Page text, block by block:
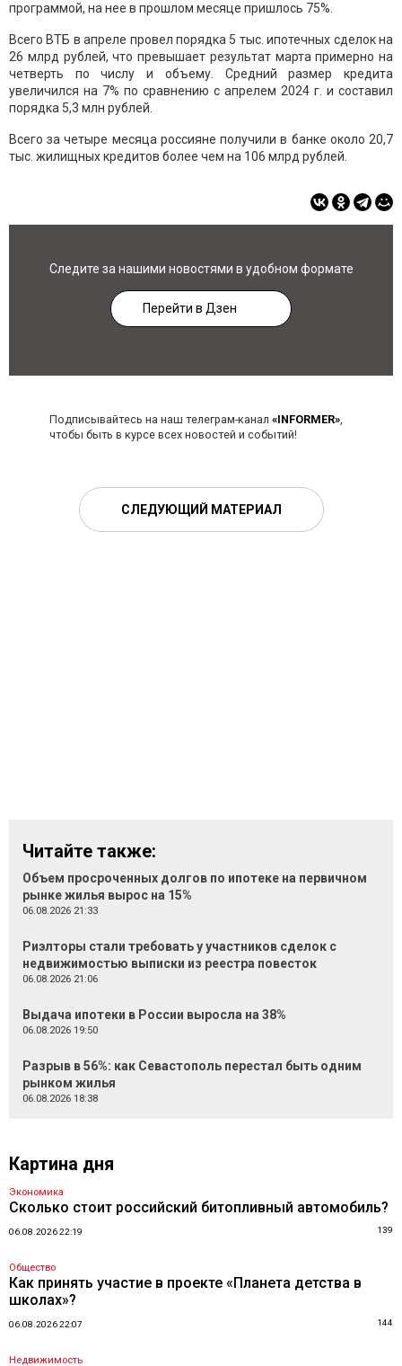
программой, на нее в прошлом месяце пришлось 75%.
Всего ВТБ в апреле провел порядка 5 тыс. ипотечных сделок на
26 млрд рублей, что превышает результат марта примерно на
четверть по числу и объему. Средний размер кредита
увеличился на 7% по сравнению с апрелем 2024 г. и составил
порядка 5,3 млн рублей.
Всего за четыре месяца россияне получили в банке около 20,7
тыс. жилищных кредитов более чем на 106 млрд рублей.
Следите за нашими новостями в удобном формате
Перейти в Дзен
Подписывайтесь на наш телеграм-канал «INFORMER»,
чтобы быть в курсе всех новостей и событий!
СЛЕДУЮЩИЙ МАТЕРИАЛ
Читайте также:
Объем просроченных долгов по ипотеке на первичном
рынке жилья вырос на 15%
06.08.2026 21:33
Риэлторы стали требовать у участников сделок с
недвижимостью выписки из реестра повесток
06.08.2026 21:06
Выдача ипотеки в России выросла на 38%
06.08.2026 19:50
Разрыв в 56%: как Севастополь перестал быть одним
рынком жилья
06.08.2026 18:38
Картина дня
Экономика
Сколько стоит российский битопливный автомобиль?
06.08.2026 22:19 139
Общество
Как принять участие в проекте «Планета детства в
школах»?
06.08.2026 22:07 144
Недвижимость